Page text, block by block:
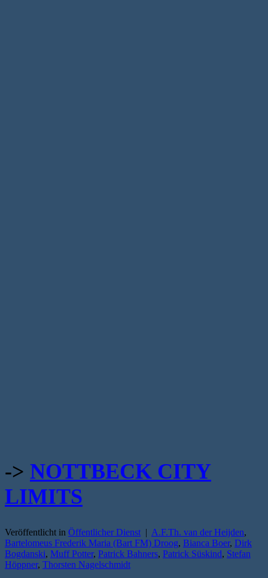
-> NOTTBECK CITY
LIMITS
Veröffentlicht in Öffentlicher Dienst | A.F.Th. van der Heijden,
Bartelomeus Frederik Maria (Bart FM) Droog, Bianca Boer, Dirk
Bogdanski, Muff Potter, Patrick Bahners, Patrick Süskind, Stefan
Höppner, Thorsten Nagelschmidt